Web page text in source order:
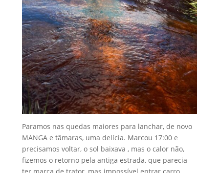
Paramos nas quedas maiores para lanchar, de novo
MANGA e tâmaras, uma delícia. Marcou 17:00 e
precisamos voltar, o sol baixava , mas o calor não,
fizemos o retorno pela antiga estrada, que parecia